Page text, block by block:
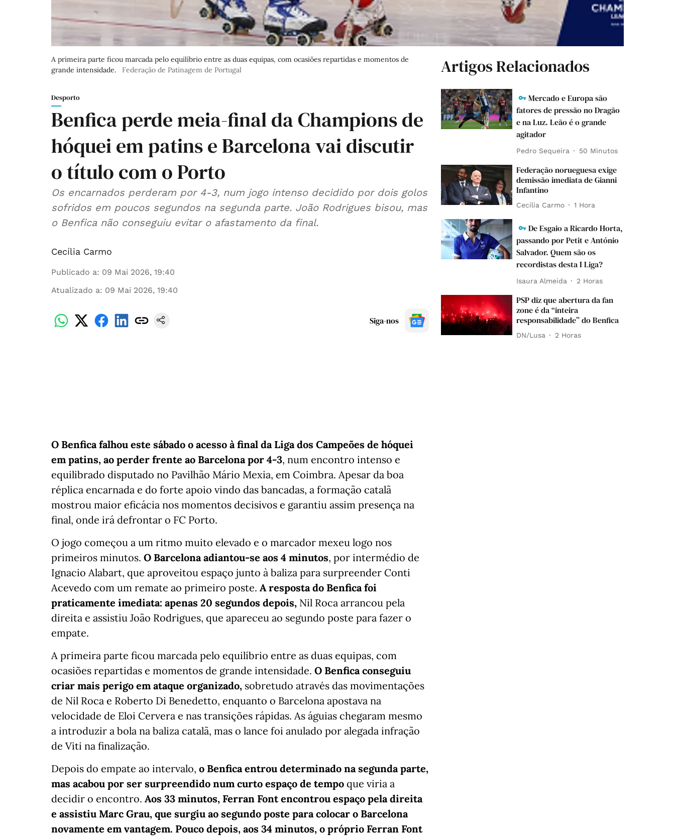
A primeira parte ficou marcada pelo equilíbrio entre as duas equipas, com ocasiões repartidas e momentos de
grande intensidade.
Federação de Patinagem de Portugal
Desporto
Benfica perde meia-final da Champions de
hóquei em patins e Barcelona vai discutir
o título com o Porto
Os encarnados perderam por 4-3, num jogo intenso decidido por dois golos
sofridos em poucos segundos na segunda parte. João Rodrigues bisou, mas
o Benfica não conseguiu evitar o afastamento da final.
Cecília Carmo
Publicado a: 09 Mai 2026, 19:40
Atualizado a: 09 Mai 2026, 19:40
Siga-nos
O Benfica falhou este sábado o acesso à final da Liga dos Campeões de hóquei
em patins, ao perder frente ao Barcelona por 4-3, num encontro intenso e
equilibrado disputado no Pavilhão Mário Mexia, em Coimbra. Apesar da boa
réplica encarnada e do forte apoio vindo das bancadas, a formação catalã
mostrou maior eficácia nos momentos decisivos e garantiu assim presença na
final, onde irá defrontar o FC Porto.
O jogo começou a um ritmo muito elevado e o marcador mexeu logo nos
primeiros minutos. O Barcelona adiantou-se aos 4 minutos, por intermédio de
Ignacio Alabart, que aproveitou espaço junto à baliza para surpreender Conti
Acevedo com um remate ao primeiro poste. A resposta do Benfica foi
praticamente imediata: apenas 20 segundos depois, Nil Roca arrancou pela
direita e assistiu João Rodrigues, que apareceu ao segundo poste para fazer o
empate.
A primeira parte ficou marcada pelo equilíbrio entre as duas equipas, com
ocasiões repartidas e momentos de grande intensidade. O Benfica conseguiu
criar mais perigo em ataque organizado, sobretudo através das movimentações
de Nil Roca e Roberto Di Benedetto, enquanto o Barcelona apostava na
velocidade de Eloi Cervera e nas transições rápidas. As águias chegaram mesmo
a introduzir a bola na baliza catalã, mas o lance foi anulado por alegada infração
de Viti na finalização.
Depois do empate ao intervalo, o Benfica entrou determinado na segunda parte,
mas acabou por ser surpreendido num curto espaço de tempo que viria a
decidir o encontro. Aos 33 minutos, Ferran Font encontrou espaço pela direita
e assistiu Marc Grau, que surgiu ao segundo poste para colocar o Barcelona
novamente em vantagem. Pouco depois, aos 34 minutos, o próprio Ferran Font
Artigos Relacionados
Mercado e Europa são
fatores de pressão no Dragão
e na Luz. Leão é o grande
agitador
Pedro Sequeira 50 Minutos
Federação norueguesa exige
demissão imediata de Gianni
Infantino
Cecília Carmo 1 Hora
De Esgaio a Ricardo Horta,
passando por Petit e António
Salvador. Quem são os
recordistas desta I Liga?
Isaura Almeida 2 Horas
PSP diz que abertura da fan
zone é da “inteira
responsabilidade” do Benfica
DN/Lusa 2 Horas